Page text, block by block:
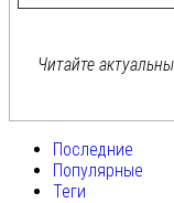
Читайте
Последние
Популярные
Теги